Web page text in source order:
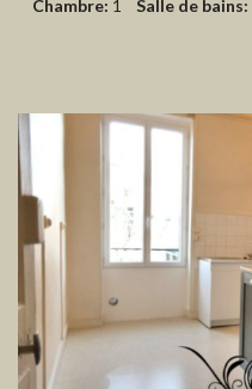
Chambre: 1 Salle de bains: